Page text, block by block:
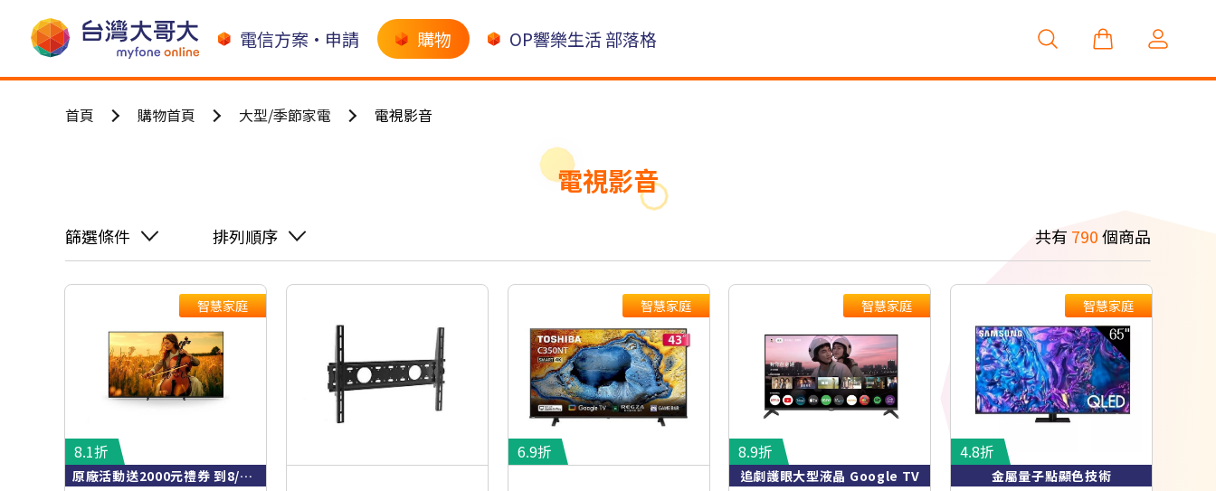
電信方案•申請 購物 OP響樂生活 部落格
首頁 購物首頁 大型/季節家電 電視影音
電視影音
篩選條件 排列順序 共有 790個商品
8.1折
智慧家庭
原廠活動送2000元禮券 到8/9止
6.9折
智慧家庭
8.9折
智慧家庭
追劇護眼大型液晶 Google TV
4.8折
智慧家庭
金屬量子點顯色技術